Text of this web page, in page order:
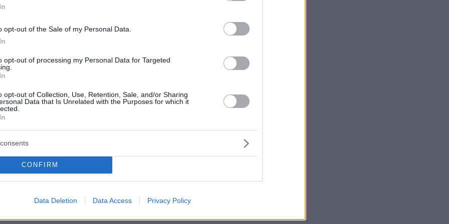
opt-out of the Sale of my Personal Data.
opt-out of processing my Personal Data for Targeted
opt-out of Collection, Use, Retention, Sale, and/or Sharing
Data that Is Unrelated with the Purposes for which it
CONFIRM
Data Deletion Data Access Privacy Policy
(254) ΠΡΟΣΘΗΚΗ ΣΧΟΛΙΟΥ
11:05
μαζί,δεν μπορούν να κάνουν μια Βίκυ Λέανδρος